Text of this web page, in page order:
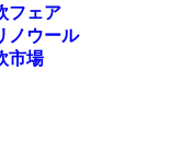
フェア
ノウール
市場